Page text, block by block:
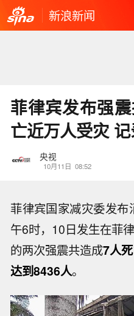
新浪新闻
菲律宾发布强
亡近万人受灾
央视
10月11日 08:52
菲律宾国家减灾委发
午6时，10日发生在菲
的两次强震共造成7人
达到8436人。